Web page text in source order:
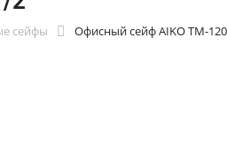
сейфы Офисный сейф AIKO TM-